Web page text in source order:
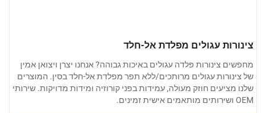
צינורות עגולים מפלדת אל-חלד
מחפשים צינורות פלדה עגולים באיכות גבוהה? אנחנו יצרן ויצואן אמין
של צינורות עגולים מרותכים/ללא תפר מפלדת אל-חלד בסין. המוצרים
שלנו מציעים חוזק מעולה, עמידות בפני קורוזיה ומידות מדויקות. שירותי
OEM ושירותים מותאמים אישית זמינים.